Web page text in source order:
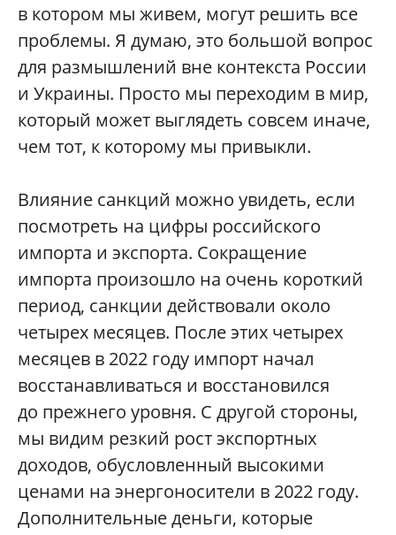
в котором мы живем, могут решить все
проблемы. Я думаю, это большой вопрос
для размышлений вне контекста России
и Украины. Просто мы переходим в мир,
который может выглядеть совсем иначе,
чем тот, к которому мы привыкли.
Влияние санкций можно увидеть, если
посмотреть на цифры российского
импорта и экспорта. Сокращение
импорта произошло на очень короткий
период, санкции действовали около
четырех месяцев. После этих четырех
месяцев в 2022 году импорт начал
восстанавливаться и восстановился
до прежнего уровня. С другой стороны,
мы видим резкий рост экспортных
доходов, обусловленный высокими
ценами на энергоносители в 2022 году.
Дополнительные деньги, которые